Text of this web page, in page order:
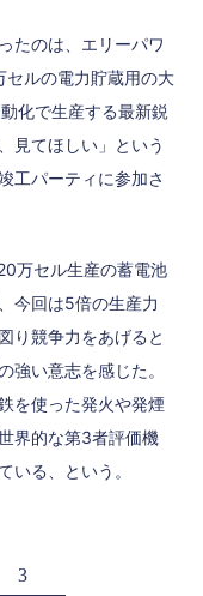
たのは、エリーパワ
ルの電力貯蔵用の大
化で生産する最新鋭
見てほしい」という
工パーティに参加さ
万セル生産の蓄電池
今回は5倍の生産力
り競争力をあげると
強い意志を感じた。
を使った発火や発煙
界的な第3者評価機
いる、という。
3